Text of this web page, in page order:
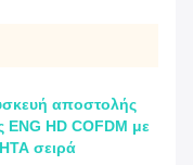
αποστολής
HD COFDM με
σειρά